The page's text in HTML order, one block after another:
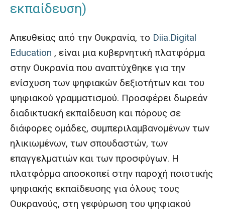
εκπαίδευση)
Απευθείας από την Ουκρανία, το Diia.Digital
Education , είναι μια κυβερνητική πλατφόρμα
στην Ουκρανία που αναπτύχθηκε για την
ενίσχυση των ψηφιακών δεξιοτήτων και του
ψηφιακού γραμματισμού. Προσφέρει δωρεάν
διαδικτυακή εκπαίδευση και πόρους σε
διάφορες ομάδες, συμπεριλαμβανομένων των
ηλικιωμένων, των σπουδαστών, των
επαγγελματιών και των προσφύγων. Η
πλατφόρμα αποσκοπεί στην παροχή ποιοτικής
ψηφιακής εκπαίδευσης για όλους τους
Ουκρανούς, στη γεφύρωση του ψηφιακού